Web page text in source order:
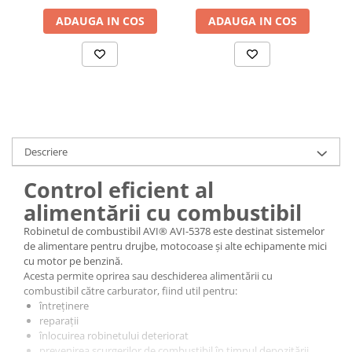
Accesorii baterii sanitare
Accesorii chiuvete
Baterii sanitare cu incalzire instant
Sonerii electrice
Termometre Meteo
Gradina - Gradinarit
Accesorii fierastraie cu lant
Accesorii fierastraie electrice
Accesorii irigare
Accesorii pompe de apa
Accesorii unelte gradinarit
Articole antidaunatori gradina
ADAUGA IN COS ADAUGA IN COS
Descriere
Control eficient al
alimentării cu combustibil
Robinetul de combustibil AVI® AVI-5378 este destinat sistemelor
de alimentare pentru drujbe, motocoase și alte echipamente mici
cu motor pe benzină.
Acesta permite oprirea sau deschiderea alimentării cu
combustibil către carburator, fiind util pentru:
întreținere
reparații
înlocuirea robinetului deteriorat